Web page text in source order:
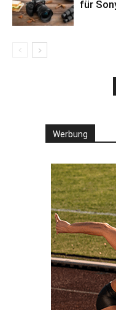
für
Werbung